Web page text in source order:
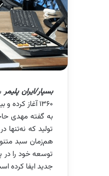
بسپار/ایران پلیمر
۱۳۶۰ آغاز کرده و بیش از چهار دهه به‌صورت مستمر در این صنعت حضور داشته است.
به گفته مهدی
تولید که نه‌تنها
توسعه خود را
جدید ایفا کرده